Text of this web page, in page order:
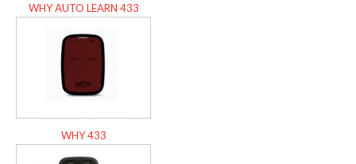
WHY AUTO LEARN 433
WHY 433